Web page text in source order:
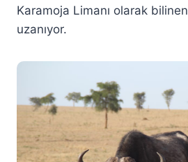
Karamoja Limanı olarak
uzanıyor.